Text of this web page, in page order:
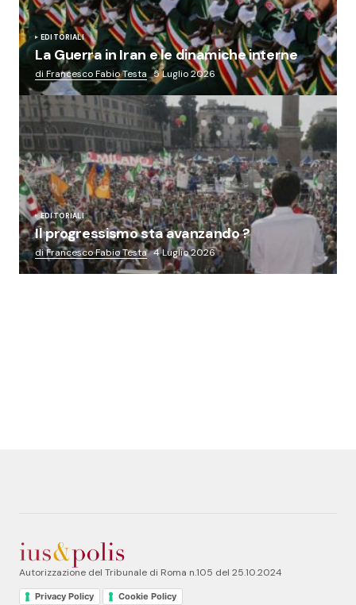
EDITORIALI
La Guerra in Iran e le dinamiche interne
di Francesco Fabio Testa 5 Luglio 2026
EDITORIALI
Il progressismo sta avanzando ?
di Francesco Fabio Testa 4 Luglio 2026
Autorizzazione del Tribunale di Roma n.105 del 25.10.2024
Privacy Policy Cookie Policy